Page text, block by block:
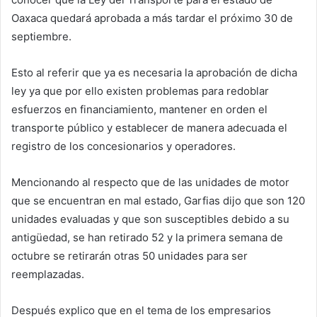
Oaxaca quedará aprobada a más tardar el próximo 30 de
septiembre.
Esto al referir que ya es necesaria la aprobación de dicha
ley ya que por ello existen problemas para redoblar
esfuerzos en financiamiento, mantener en orden el
transporte público y establecer de manera adecuada el
registro de los concesionarios y operadores.
Mencionando al respecto que de las unidades de motor
que se encuentran en mal estado, Garfias dijo que son 120
unidades evaluadas y que son susceptibles debido a su
antigüedad, se han retirado 52 y la primera semana de
octubre se retirarán otras 50 unidades para ser
reemplazadas.
Después explico que en el tema de los empresarios